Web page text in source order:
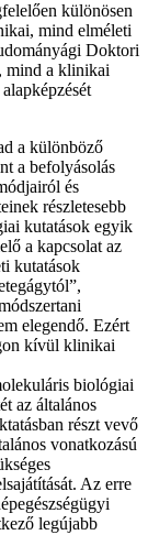
különösen
mind elméleti
Doktori
mind a klinikai
a különböző
a befolyásolás
és
részletesebb
kutatások egyik
a kapcsolat az
kutatások
elegendő. Ezért
kívül klinikai
biológiai
az általános
részt vevő
vonatkozású
Az erre
legújabb